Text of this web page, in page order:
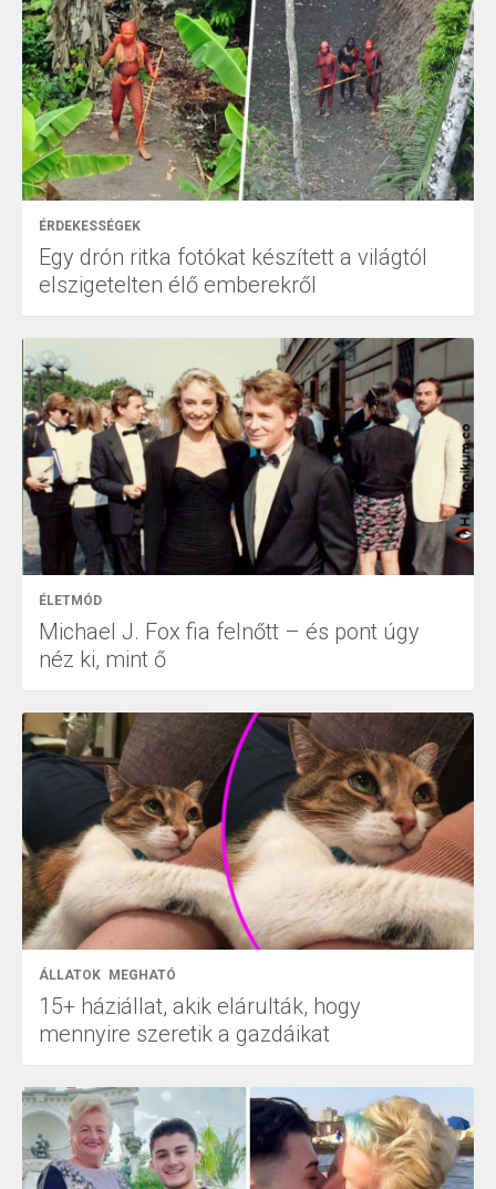
ÉRDEKESSÉGEK
Egy drón ritka fotókat készített a világtól
elszigetelten élő emberekről
ÉLETMÓD
Michael J. Fox fia felnőtt – és pont úgy
néz ki, mint ő
ÁLLATOK MEGHATÓ
15+ háziállat, akik elárulták, hogy
mennyire szeretik a gazdáikat